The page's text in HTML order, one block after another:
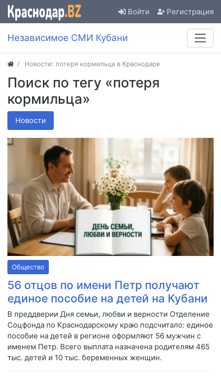
Войти Регистрация
Независимое СМИ Кубани
Новости: потеря кормильца в Краснодаре
Поиск по тегу «потеря
кормильца»
Новости
Общество
56 отцов по имени Петр получают
единое пособие на детей на Кубани
В преддверии Дня семьи, любви и верности Отделение
Соцфонда по Краснодарскому краю подсчитало: единое
пособие на детей в регионе оформляют 56 мужчин с
именем Петр. Всего выплата назначена родителям 465
тыс. детей и 10 тыс. беременных женщин.